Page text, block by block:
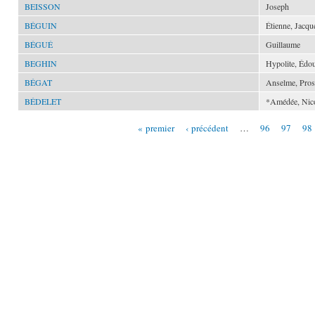
BEISSON
Joseph
BÉGUIN
Étienne,
BÉGUÉ
Guillaume
BEGHIN
Hypolite,
BÉGAT
Anselme,
BÉDELET
*Amédée,
« premier ‹ précédent … 96 97 98